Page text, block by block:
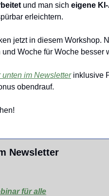
und man sich eigene
erleichtern.
jetzt in diesem Workshop.
Woche für Woche besser
unten im Newsletter inklusive
obendrauf.
Newsletter
für alle